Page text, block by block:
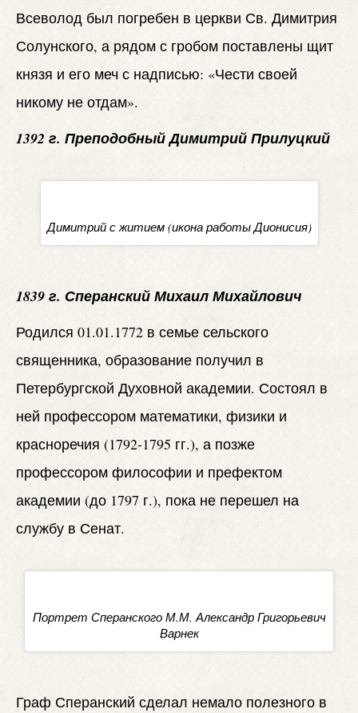
Всеволод был погребен в церкви Св. Димитрия
Солунского, а рядом с гробом поставлены щит
князя и его меч с надписью: «Чести своей
никому не отдам».
1392 г. Преподобный Димитрий Прилуцкий
Димитрий с житием (икона работы Дионисия)
1839 г. Сперанский Михаил Михайлович
Родился 01.01.1772 в семье сельского
священника, образование получил в
Петербургской Духовной академии. Состоял в
ней профессором математики, физики и
красноречия (1792-1795 гг.), а позже
профессором философии и префектом
академии (до 1797 г.), пока не перешел на
службу в Сенат.
Портрет Сперанского М.М. Александр Григорьевич
Варнек
Граф Сперанский сделал немало полезного в